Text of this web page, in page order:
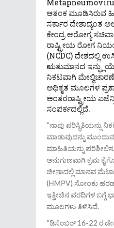
ಆತಂಕ ಮೂಡಿಸಿರುವ
ಸರ್ಕಾರ
ಕೇಂದ್ರ ಆರೋಗ್ಯ
ರಾಷ್ಟ್ರೀಯ ರೋಗ
(NCDC) ದೇಶದಲ್ಲಿ
ಋತುಮಾನದ
ನಿಕಟವಾಗಿ ಮೇಲ್ವಿಚಾರಣೆ
ಅಧಿಕೃತ ಮೂಲಗಳ
ಅಂತರರಾಷ್ಟ್ರೀಯ
ಸಂಪರ್ಕದಲ್ಲಿದೆ.
“ನಾವು ಪರಿಸ್ಥಿತಿಯನ್ನು
ಮಾಡುವುದನ್ನು
ಮಾಹಿತಿಯನ್ನು
ಅನುಗುಣವಾಗಿ ಕ್ರಮ
ಚೀನಾದಲ್ಲಿ ಮಾನವ
(HMPV) ಸೋಂಕು
ಇತ್ತೀಚಿನ ವರದಿಗಳ ಬಗ್ಗೆ
ಮೂಲಗಳು ತಿಳಿಸಿವೆ.
“ಡಿಸೆಂಬರ್ 16-22 ರ